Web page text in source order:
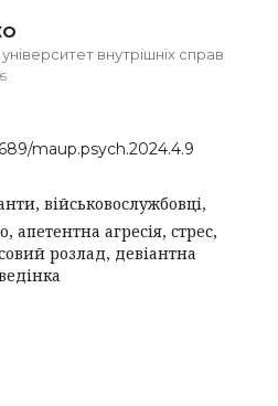
внутрішніх справ
maup.psych.2024.4.9
військовослужбовці,
апетентна агресія, стрес,
розлад, девіантна